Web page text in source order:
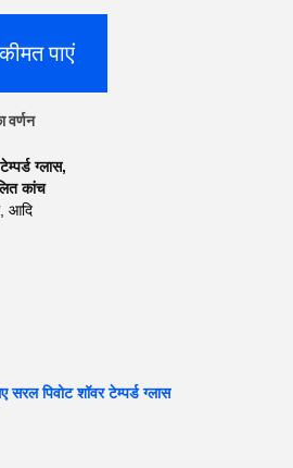
पाएं
वर्णन
ग्लास,
कांच
आदि
पिवोट शॉवर टेम्पर्ड ग्लास